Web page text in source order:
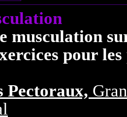
musculation
pour
Pectoraux,